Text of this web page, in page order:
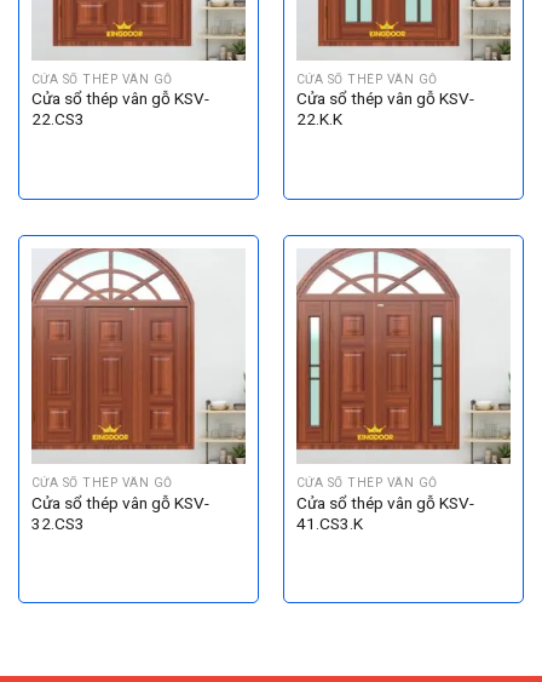
CỬA SỔ THÉP VÂN GỖ
Cửa sổ thép vân gỗ KSV-
22.CS3
CỬA SỔ THÉP VÂN GỖ
Cửa sổ thép vân gỗ KSV-
22.K.K
CỬA SỔ THÉP VÂN GỖ
Cửa sổ thép vân gỗ KSV-
32.CS3
CỬA SỔ THÉP VÂN GỖ
Cửa sổ thép vân gỗ KSV-
41.CS3.K